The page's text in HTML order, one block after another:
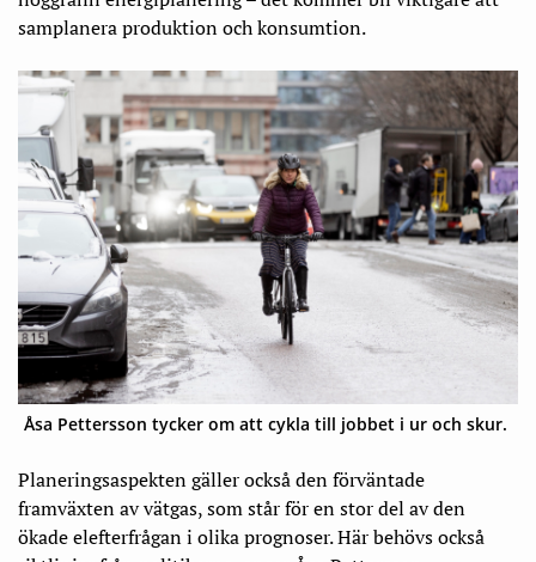
samplanera produktion och konsumtion.
Åsa Pettersson tycker om att cykla till jobbet i ur och skur.
Planeringsaspekten gäller också den förväntade
framväxten av vätgas, som står för en stor del av den
ökade elefterfrågan i olika prognoser. Här behövs också